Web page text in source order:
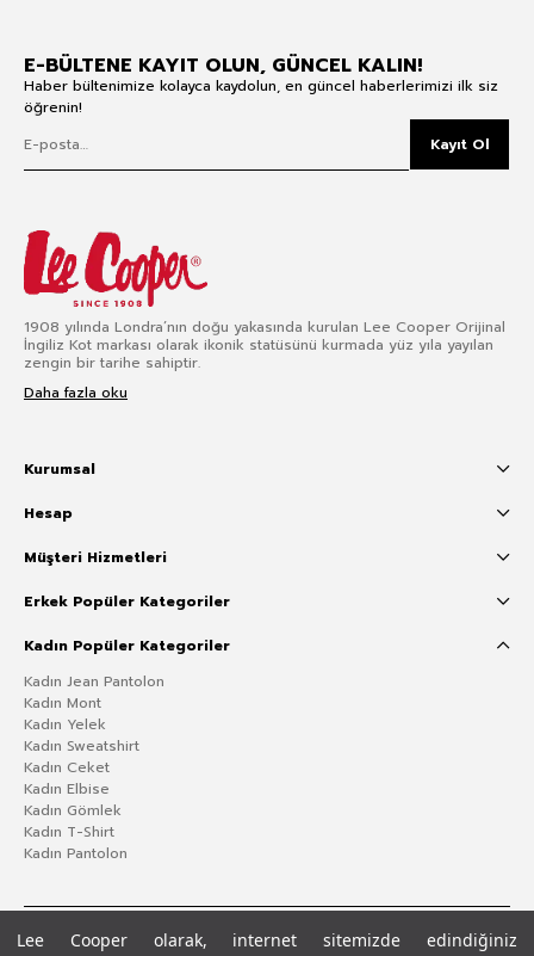
Lee Cooper olarak, internet sitemizde edindiğiniz
E-BÜLTENE KAYIT OLUN, GÜNCEL KALIN!
Haber bültenimize kolayca kaydolun, en güncel haberlerimizi ilk siz
öğrenin!
Kayıt Ol
1908 yılında Londra’nın doğu yakasında kurulan Lee Cooper Orijinal
İngiliz Kot markası olarak ikonik statüsünü kurmada yüz yıla yayılan
zengin bir tarihe sahiptir.
Daha fazla oku
Kurumsal
Hesap
Müşteri Hizmetleri
Erkek Popüler Kategoriler
Kadın Popüler Kategoriler
Kadın Jean Pantolon
Kadın Mont
Kadın Yelek
Kadın Sweatshirt
Kadın Ceket
Kadın Elbise
Kadın Gömlek
Kadın T-Shirt
Kadın Pantolon